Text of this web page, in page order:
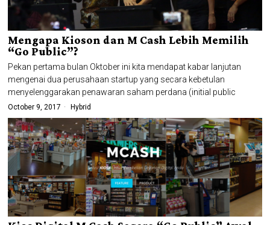
Mengapa Kioson dan M Cash Lebih Memilih
“Go Public”?
Pekan pertama bulan Oktober ini kita mendapat kabar lanjutan
mengenai dua perusahaan startup yang secara kebetulan
menyelenggarakan penawaran saham perdana (initial public
October 9, 2017 Hybrid